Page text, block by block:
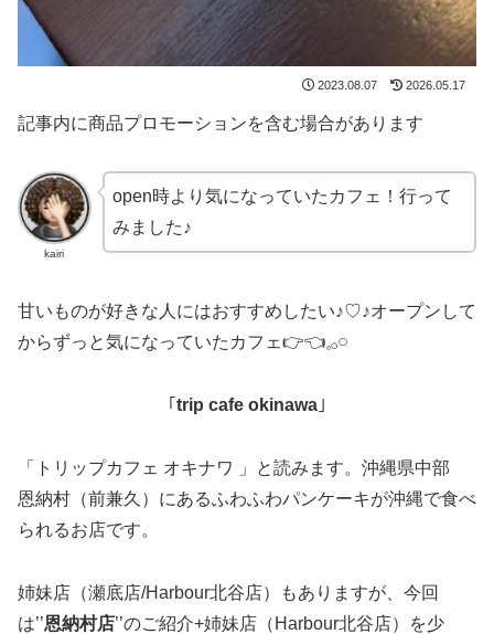
2023.08.07 2026.05.17
記事内に商品プロモーションを含む場合があります
kairi
open時より気になっていたカフェ！行って
みました♪
甘いものが好きな人にはおすすめしたい♪♡♪オープンして
からずっと気になっていたカフェ👉👈𓈒𓂂𓏸
｢ trip cafe okinawa ｣
「トリップカフェ オキナワ 」と読みます。沖縄県中部
恩納村（前兼久）にあるふわふわパンケーキが沖縄で食べ
られるお店です。
姉妹店（瀬底店/Harbour北谷店）もありますが、今回
は’’恩納村店’’のご紹介+姉妹店（Harbour北谷店）を少